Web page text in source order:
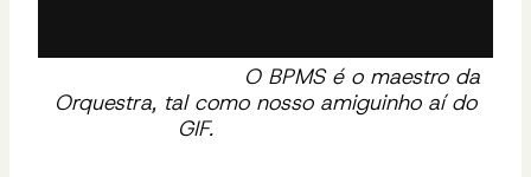
O BPMS é o maestro da
Orquestra, tal como nosso amiguinho aí do
GIF.